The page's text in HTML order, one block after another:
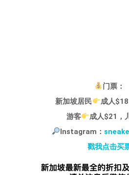
门票：
新加坡居民
成人
游客
成人$21，
Instagram：
戳我点击买